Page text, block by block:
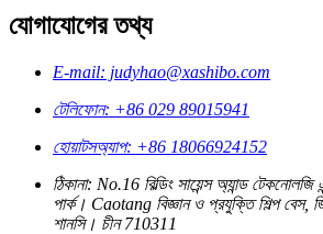
যোগাযোগের তথ্য
E-mail: judyhao@xashibo.com
টেলিফোন: +86 029 89015941
হোয়াটসঅ্যাপ: +86 18066924152
ঠিকানা: No.16 বিল্ডিং সায়েন্স অ্যান্ড টেকনোলজি
পার্ক। Caotang বিজ্ঞান ও প্রযুক্তি শিল্প বেস,
শানসি। চীন 710311